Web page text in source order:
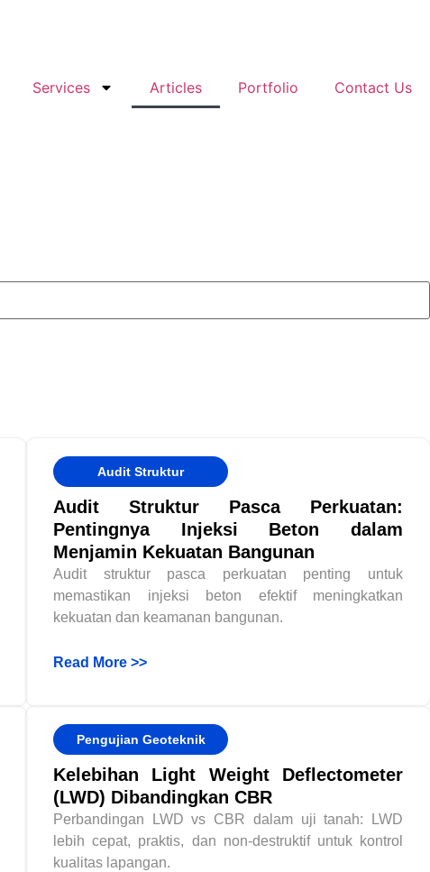
Services Articles Portfolio Contact Us
Audit Struktur
Audit Struktur Pasca Perkuatan:
Pentingnya Injeksi Beton dalam
Menjamin Kekuatan Bangunan
Audit struktur pasca perkuatan penting untuk
memastikan injeksi beton efektif meningkatkan
kekuatan dan keamanan bangunan.
Read More >>
Pengujian Geoteknik
Kelebihan Light Weight Deflectometer
(LWD) Dibandingkan CBR
Perbandingan LWD vs CBR dalam uji tanah: LWD
lebih cepat, praktis, dan non-destruktif untuk kontrol
kualitas lapangan.